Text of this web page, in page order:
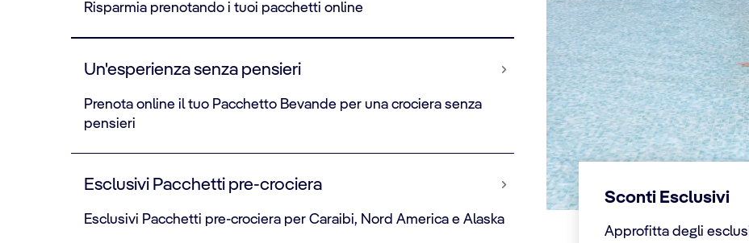
Risparmia prenotando i tuoi pacchetti online
Sconti Esclusivi
Approfitta degli
Un'esperienza senza pensieri
Prenota online il tuo Pacchetto Bevande per una crociera senza
pensieri
Esclusivi Pacchetti pre-crociera
Esclusivi Pacchetti pre-crociera per Caraibi, Nord America e Alaska